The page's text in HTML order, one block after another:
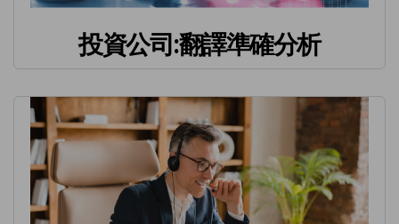
投資公司:翻譯準確分析